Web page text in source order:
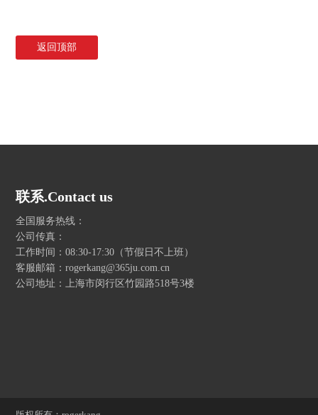
返回顶部
联系.Contact us
全国服务热线：
公司传真：
工作时间：08:30-17:30（节假日不上班）
客服邮箱：rogerkang@365ju.com.cn
公司地址：上海市闵行区竹园路518号3楼